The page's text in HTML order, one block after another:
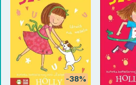
-38%